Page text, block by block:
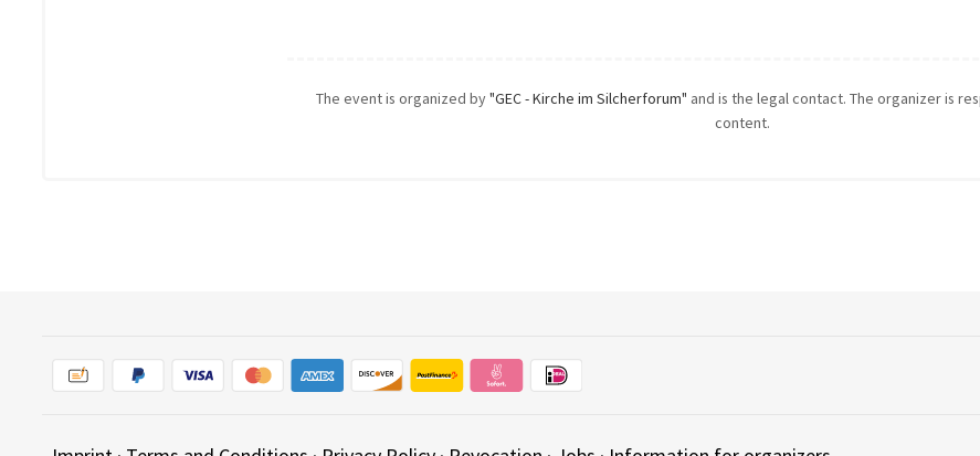
The event is organized by"GEC - Kirche im Silcherforum" and is the legal contact. The organizer is
content.